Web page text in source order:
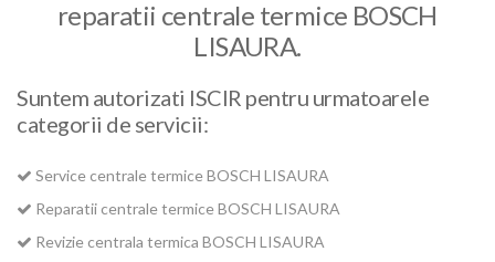
reparatii centrale termice BOSCH
LISAURA.
Suntem autorizati ISCIR pentru urmatoarele
categorii de servicii:
Service centrale termice BOSCH LISAURA
Reparatii centrale termice BOSCH LISAURA
Revizie centrala termica BOSCH LISAURA